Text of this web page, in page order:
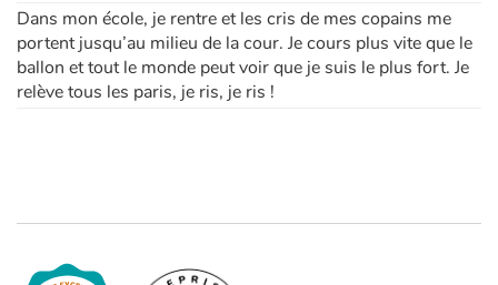
Apprendre les langues
Dyslexie, troubles de la lecture
Dans mon école, je rentre et les cris de mes copains me
portent jusqu’au milieu de la cour. Je cours plus vite que le
ballon et tout le monde peut voir que je suis le plus fort. Je
relève tous les paris, je ris, je ris !